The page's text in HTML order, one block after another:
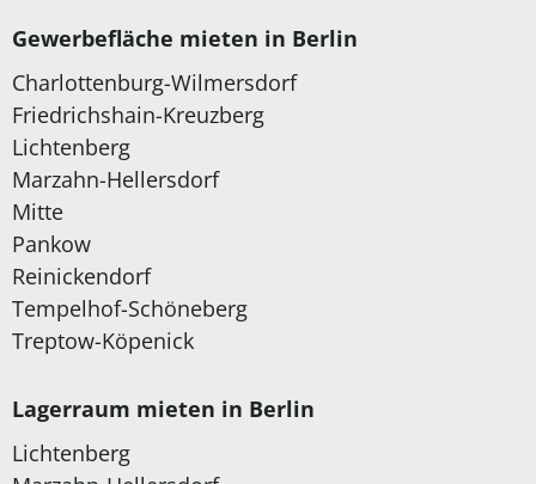
Gewerbefläche mieten in Berlin
Charlottenburg-Wilmersdorf
Friedrichshain-Kreuzberg
Lichtenberg
Marzahn-Hellersdorf
Mitte
Pankow
Reinickendorf
Tempelhof-Schöneberg
Treptow-Köpenick
Lagerraum mieten in Berlin
Lichtenberg